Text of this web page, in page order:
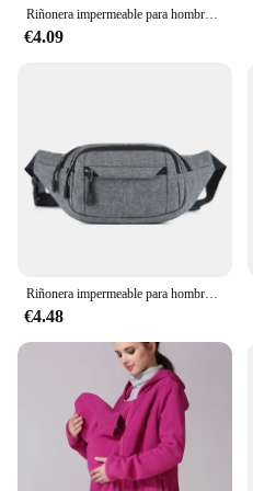
Riñonera impermeable para hombre y mujer, bolso de hombro cruzado, bolso lateral tipo canguro
€4.09
Riñonera impermeable para hombre y mujer, bolso de hombro cruzado, plátano, canguro
€4.48